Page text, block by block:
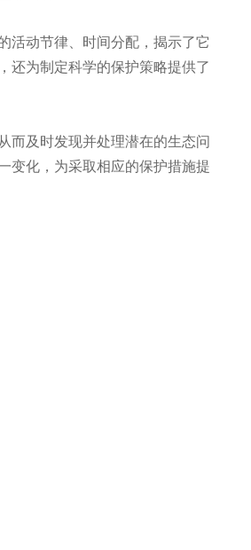
活动节律、时间分配，揭示了它
还为制定科学的保护策略提供了
而及时发现并处理潜在的生态问
变化，为采取相应的保护措施提